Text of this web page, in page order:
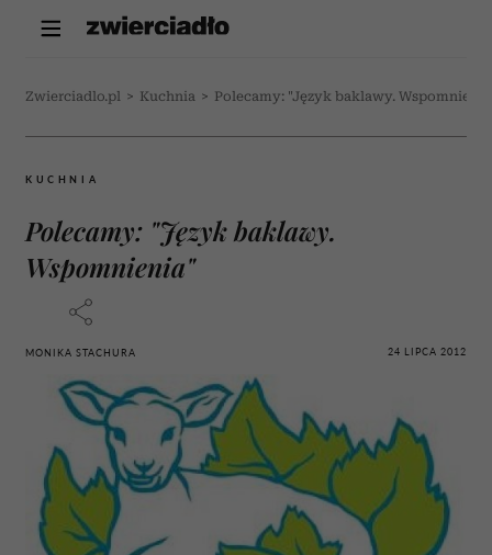
Zwierciadlo.pl > Kuchnia > Polecamy: "Język baklawy.
KUCHNIA
Polecamy: "Język baklawy.
Wspomnienia"
MONIKA STACHURA 24 LIPCA 2012